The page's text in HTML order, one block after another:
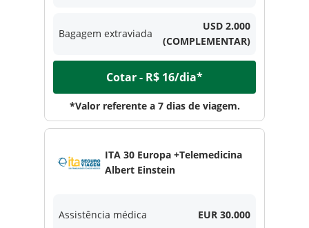
Bagagem extraviada
USD 2.000
(COMPLEMENTAR)
Cotar - R$ 16/dia*
*Valor referente a 7 dias de viagem.
ITA 30 Europa +Telemedicina
Albert Einstein
Assistência médica EUR 30.000